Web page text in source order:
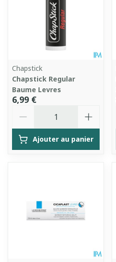
Chapstick
Chapstick Regular
Baume Levres
6,99 €
Ajouter au panier